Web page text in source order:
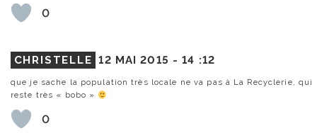
0
CHRISTELLE 12 MAI 2015 -14 :12
que je sache la population très locale ne va pas à La Recyclerie, qui
reste très « bobo »
0